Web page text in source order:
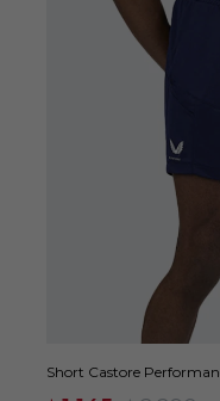
Short Castore